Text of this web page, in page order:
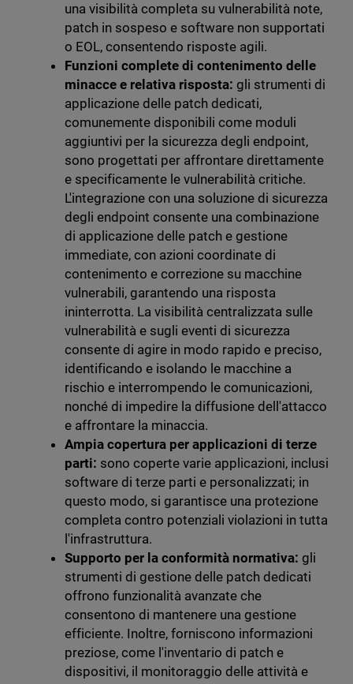
una visibilità completa su vulnerabilità note,
patch in sospeso e software non supportati
o EOL, consentendo risposte agili.
Funzioni complete di contenimento delle
minacce e relativa risposta: gli strumenti di
applicazione delle patch dedicati,
comunemente disponibili come moduli
aggiuntivi per la sicurezza degli endpoint,
sono progettati per affrontare direttamente
e specificamente le vulnerabilità critiche.
L'integrazione con una soluzione di sicurezza
degli endpoint consente una combinazione
di applicazione delle patch e gestione
immediate, con azioni coordinate di
contenimento e correzione su macchine
vulnerabili, garantendo una risposta
ininterrotta. La visibilità centralizzata sulle
vulnerabilità e sugli eventi di sicurezza
consente di agire in modo rapido e preciso,
identificando e isolando le macchine a
rischio e interrompendo le comunicazioni,
nonché di impedire la diffusione dell'attacco
e affrontare la minaccia.
Ampia copertura per applicazioni di terze
parti: sono coperte varie applicazioni, inclusi
software di terze parti e personalizzati; in
questo modo, si garantisce una protezione
completa contro potenziali violazioni in tutta
l'infrastruttura.
Supporto per la conformità normativa: gli
strumenti di gestione delle patch dedicati
offrono funzionalità avanzate che
consentono di mantenere una gestione
efficiente. Inoltre, forniscono informazioni
preziose, come l'inventario di patch e
dispositivi, il monitoraggio delle attività e